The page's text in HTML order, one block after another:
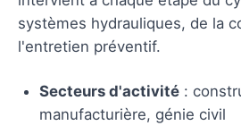
systèmes hydrauliques, de la
l'entretien préventif.
Secteurs d'activité :
manufacturière, génie civil